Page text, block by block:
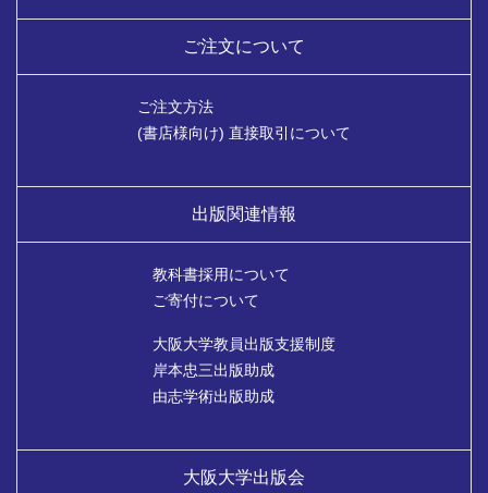
ご注文について
ご注文方法
(書店様向け) 直接取引について
出版関連情報
教科書採用について
ご寄付について
大阪大学教員出版支援制度
岸本忠三出版助成
由志学術出版助成
大阪大学出版会